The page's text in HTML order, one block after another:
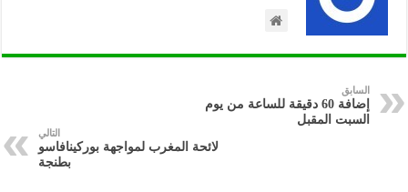
السابق
إضافة 60 دقيقة للساعة من يوم
السبت المقبل
التالي
لائحة المغرب لمواجهة بوركينافاسو
بطنجة